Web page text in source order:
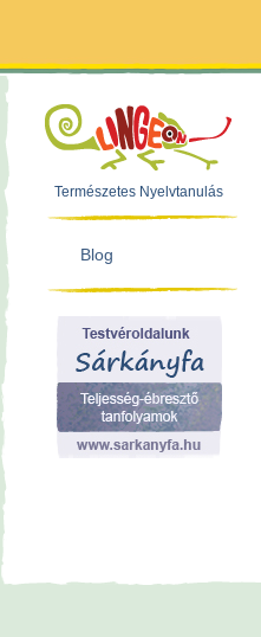
Természetes Nyelvtanulás
Blog